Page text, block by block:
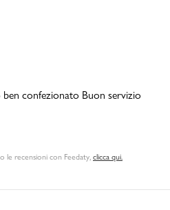
ben confezionato Buon servizio
le recensioni con Feedaty, clicca qui.